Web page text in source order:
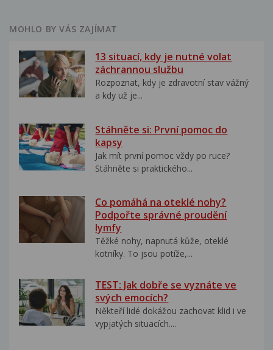
MOHLO BY VÁS ZAJÍMAT
13 situací, kdy je nutné volat
záchrannou službu
Rozpoznat, kdy je zdravotní stav vážný
a kdy už je...
Stáhněte si: První pomoc do
kapsy
Jak mít první pomoc vždy po ruce?
Stáhněte si praktického...
Co pomáhá na oteklé nohy?
Podpořte správné proudění
lymfy
Těžké nohy, napnutá kůže, oteklé
kotníky. To jsou potíže,...
TEST: Jak dobře se vyznáte ve
svých emocích?
Někteří lidé dokážou zachovat klid i ve
vypjatých situacích....